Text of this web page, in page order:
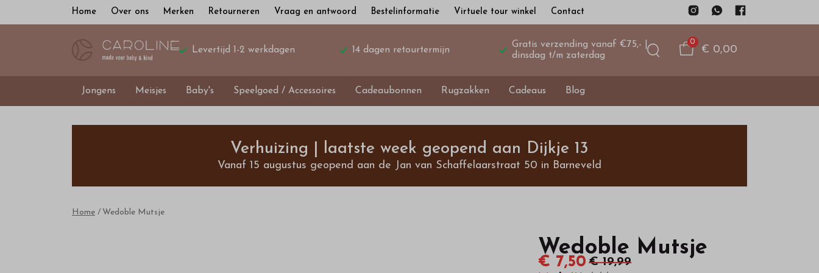
Home Over ons Merken Retourneren Vraag en antwoord Bestelinformatie Virtuele tour winkel Contact
Levertijd 1-2 werkdagen 14 dagen retourtermijn
Gratis verzending vanaf €75,- |
dinsdag t/m zaterdag
0
€ 0,00
Jongens Meisjes Baby's Speelgoed / Accessoires Cadeaubonnen Rugzakken Cadeaus Blog
Wedoble
Bestel
Verhuizing | laatste week geopend aan Dijkje 13
Vanaf 15 augustus geopend aan de Jan van Schaffelaarstraat 50 in Barneveld
Home Wedoble Mutsje
Wedoble Mutsje
€ 7,50 € 19,99